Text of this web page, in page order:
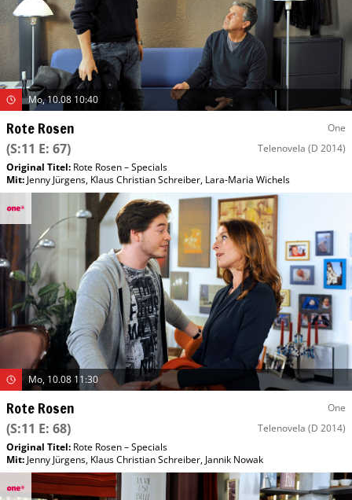
Mo, 10.08 10:40
Rote Rosen One
(S:11 E: 67) Telenovela (D 2014)
Original Titel: Rote Rosen – Specials
Mit: Jenny Jürgens, Klaus Christian Schreiber, Lara-Maria Wichels
Mo, 10.08 11:30
Rote Rosen One
(S:11 E: 68) Telenovela (D 2014)
Original Titel: Rote Rosen – Specials
Mit: Jenny Jürgens, Klaus Christian Schreiber, Jannik Nowak